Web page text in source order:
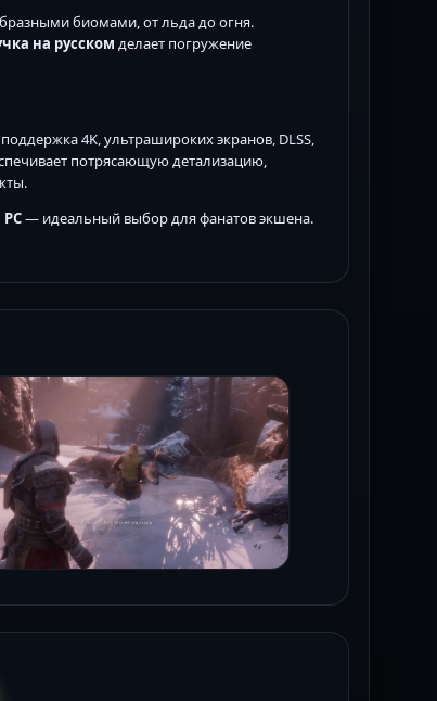
биомами, от льда до огня.
на русском делает погружение
поддержка 4K, ультрашироких экранов, DLSS,
потрясающую детализацию,
— идеальный выбор для фанатов экшена.